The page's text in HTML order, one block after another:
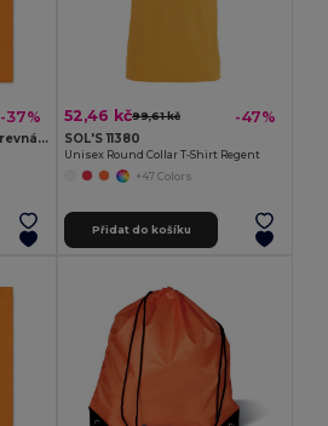
-37%
COTTONEL COLOUR + Barevná nákupní taška
52,46 kč99,61 kč -47%
SOL'S 11380
Unisex Round Collar T-Shirt Regent
+47 Colors
Přidat do košíku